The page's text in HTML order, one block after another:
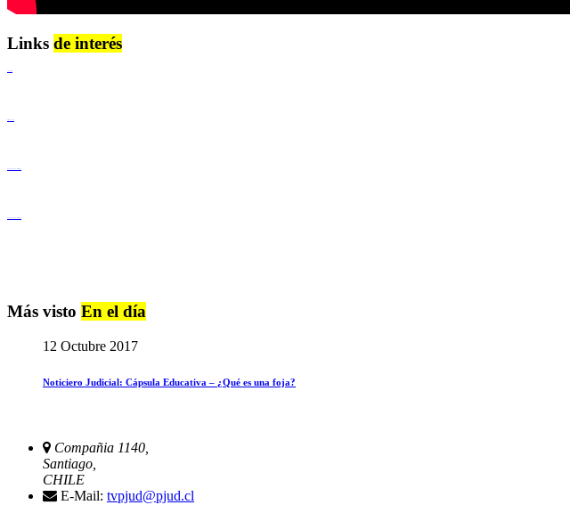
Links de interés
Más visto En el día
12 Octubre 2017
Noticiero Judicial: Cápsula Educativa – ¿Qué es una foja?
Compañia 1140,
Santiago,
CHILE
E-Mail: tvpjud@pjud.cl